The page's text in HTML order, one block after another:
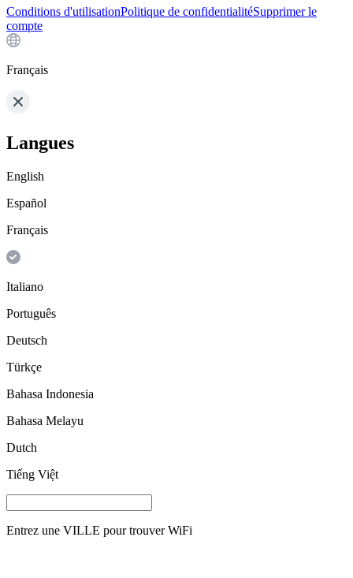
Conditions d'utilisationPolitique de confidentialitéSupprimer le
compte
Français
Langues
English
Español
Français
Italiano
Português
Deutsch
Türkçe
Bahasa Indonesia
Bahasa Melayu
Dutch
Tiếng Việt
Entrez une VILLE pour trouver WiFi